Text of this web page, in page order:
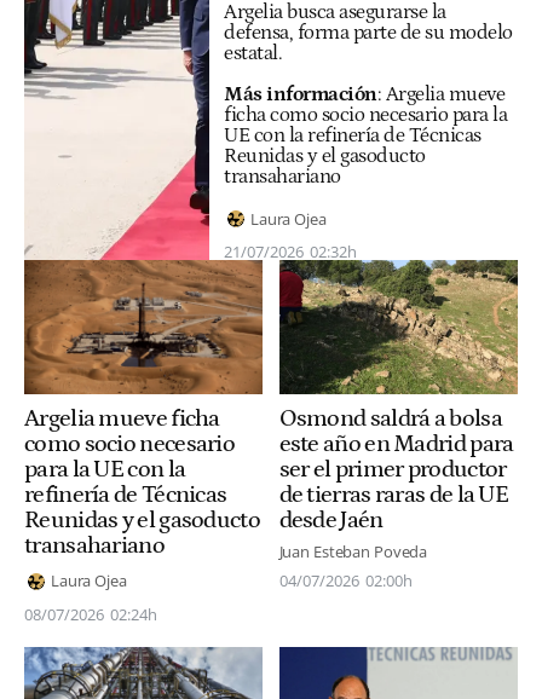
Argelia busca asegurarse la
defensa, forma parte de su modelo
estatal.
Más información: Argelia mueve
ficha como socio necesario para la
UE con la refinería de Técnicas
Reunidas y el gasoducto
transahariano
Laura Ojea
21/07/2026 02:32h
Argelia mueve ficha
como socio necesario
para la UE con la
refinería de Técnicas
Reunidas y el gasoducto
transahariano
Laura Ojea
08/07/2026 02:24h
Osmond saldrá a bolsa
este año en Madrid para
ser el primer productor
de tierras raras de la UE
desde Jaén
Juan Esteban Poveda
04/07/2026 02:00h